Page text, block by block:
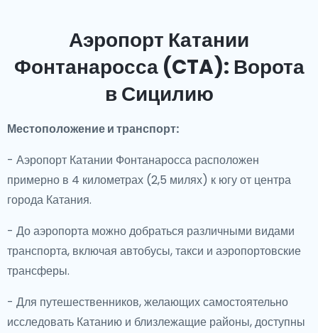
Аэропорт Катании
Фонтанаросса (CTA): Ворота
в Сицилию
Местоположение и транспорт:
- Аэропорт Катании Фонтанаросса расположен
примерно в 4 километрах (2,5 милях) к югу от центра
города Катания.
- До аэропорта можно добраться различными видами
транспорта, включая автобусы, такси и аэропортовские
трансферы.
- Для путешественников, желающих самостоятельно
исследовать Катанию и близлежащие районы, доступны